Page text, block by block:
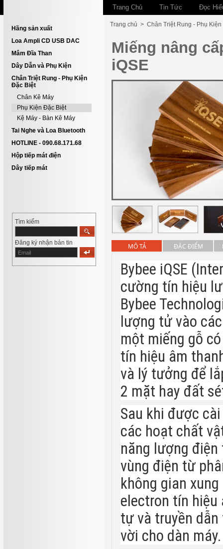
Trang Chủ Tin Tức Đọc
Hãng sản xuất
Loa Ampli CD USB DAC
Mâm Đĩa Than
Dây Dẫn và Phụ Kiện
Chân Triệt Rung - Phụ Kiện
Đặc Biệt
Chân Kê Máy
Phụ Kiện Đặc Biệt
Kệ Máy - Bàn Kê Máy
Tai Nghe và Loa Bluetooth
HOTLINE - 090.68.171.68
Hộp tiếp mát điện
Dây tiếp mát
Tìm kiếm
Đăng ký nhận bản tin
Trang chủ > Chân Triệt Rung - Phụ
Miếng nâng
iQSE
MÔ TẢ ĐẶC ĐIỂM
Bybee iQSE
cường tín hiệu
Bybee
lượng tử vào
một miếng gỗ
tín hiệu âm
và lý tưởng để
2 mặt hay đất
Sau khi được
các hoạt chất
năng lượng
vùng điện từ
không gian
electron tín hiệu
tự và truyền
vời cho dàn máy.